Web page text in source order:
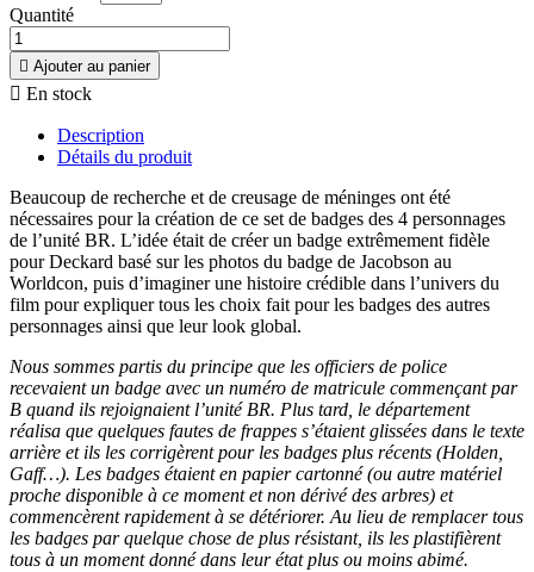
Quantité
 Ajouter au panier
 En stock
Description
Détails du produit
Beaucoup de recherche et de creusage de méninges ont été
nécessaires pour la création de ce set de badges des 4 personnages
de l’unité BR. L’idée était de créer un badge extrêmement fidèle
pour Deckard basé sur les photos du badge de Jacobson au
Worldcon, puis d’imaginer une histoire crédible dans l’univers du
film pour expliquer tous les choix fait pour les badges des autres
personnages ainsi que leur look global.
Nous sommes partis du principe que les officiers de police
recevaient un badge avec un numéro de matricule commençant par
B quand ils rejoignaient l’unité BR. Plus tard, le département
réalisa que quelques fautes de frappes s’étaient glissées dans le texte
arrière et ils les corrigèrent pour les badges plus récents (Holden,
Gaff…). Les badges étaient en papier cartonné (ou autre matériel
proche disponible à ce moment et non dérivé des arbres) et
commencèrent rapidement à se détériorer. Au lieu de remplacer tous
les badges par quelque chose de plus résistant, ils les plastifièrent
tous à un moment donné dans leur état plus ou moins abimé.